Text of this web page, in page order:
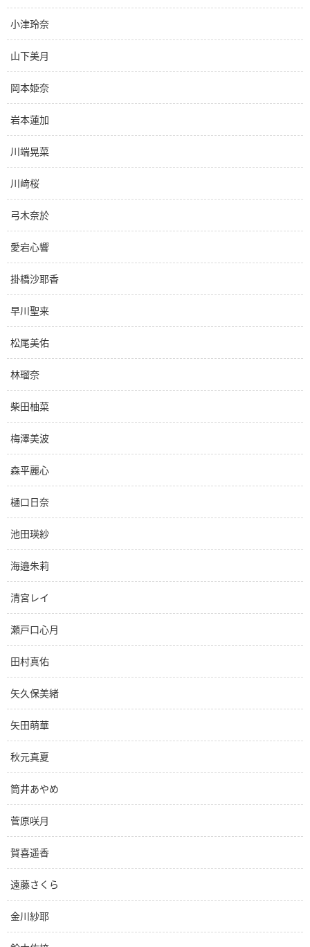
小津玲奈
山下美月
岡本姫奈
岩本蓮加
川端晃菜
川﨑桜
弓木奈於
愛宕心響
掛橋沙耶香
早川聖来
松尾美佑
林瑠奈
柴田柚菜
梅澤美波
森平麗心
樋口日奈
池田瑛紗
海邉朱莉
清宮レイ
瀬戸口心月
田村真佑
矢久保美緒
矢田萌華
秋元真夏
筒井あやめ
菅原咲月
賀喜遥香
遠藤さくら
金川紗耶